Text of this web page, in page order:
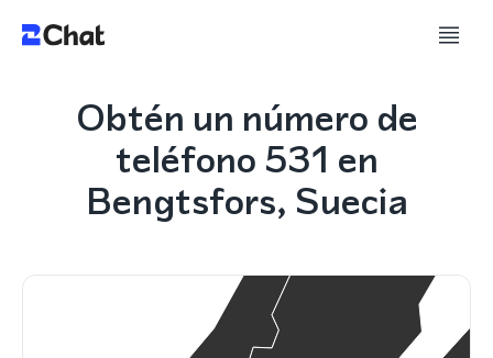
Obtén un número de
teléfono 531 en
Bengtsfors, Suecia